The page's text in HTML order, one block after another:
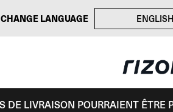
CHANGE LANGUAGE
ENGLISH
DE LIVRAISON POURRAIENT